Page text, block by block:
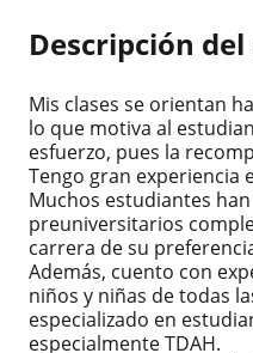
Descripción
Mis clases se orientan
lo que motiva al
esfuerzo, pues la
Tengo gran experiencia
Muchos estudiantes
preuniversitarios
carrera de su
Además, cuento con
niños y niñas de todas
especializado en
especialmente TDAH.